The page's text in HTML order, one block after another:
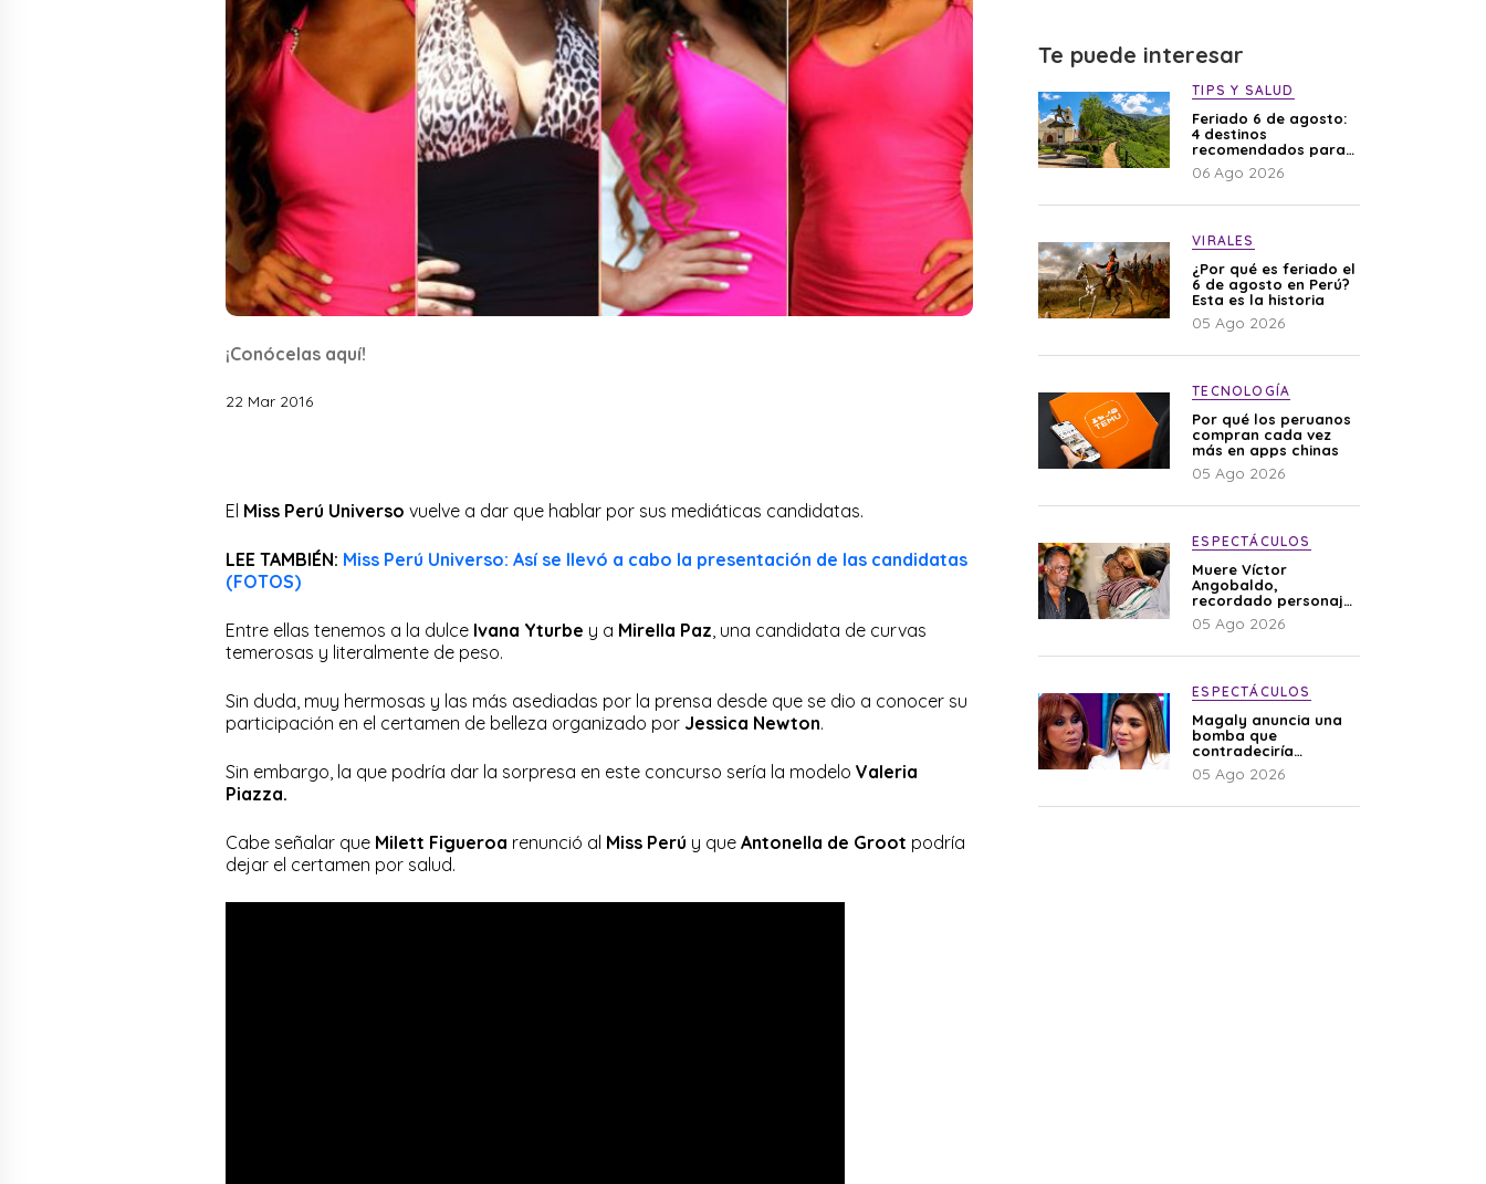
¡Conócelas aquí!
22 Mar 2016
El Miss Perú Universo vuelve a dar que hablar por sus mediáticas candidatas.
LEE TAMBIÉN: Miss Perú Universo: Así se llevó a cabo la presentación de las candidatas
(FOTOS)
Entre ellas tenemos a la dulce Ivana Yturbe y a Mirella Paz , una candidata de curvas
temerosas y literalmente de peso.
Sin duda, muy hermosas y las más asediadas por la prensa desde que se dio a conocer su
participación en el certamen de belleza organizado por Jessica Newton.
Sin embargo, la que podría dar la sorpresa en este concurso sería la modelo Valeria
Piazza.
Cabe señalar que Milett Figueroa renunció al Miss Perú y que Antonella de Groot podría
dejar el certamen por salud.
Te puede interesar
TIPS Y SALUD
Feriado 6 de agosto:
4 destinos
recomendados para
disfrutar el descanso
06 Ago 2026
VIRALES
¿Por qué es feriado el
6 de agosto en Perú?
Esta es la historia
05 Ago 2026
TECNOLOGÍA
Por qué los peruanos
compran cada vez
más en apps chinas
05 Ago 2026
ESPECTÁCULOS
Muere Víctor
Angobaldo,
recordado personaje
de la farándula y
expareja de Shirley
05 Ago 2026
ESPECTÁCULOS
Magaly anuncia una
bomba que
contradeciría
comunicado de La
Bella Luz: “Hay un
05 Ago 2026